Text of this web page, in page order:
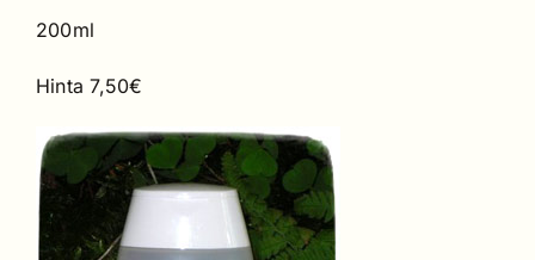
200ml
Hinta 7,50€